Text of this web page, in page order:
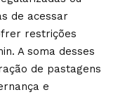
de acessar
restrições
A soma desses
de pastagens
e